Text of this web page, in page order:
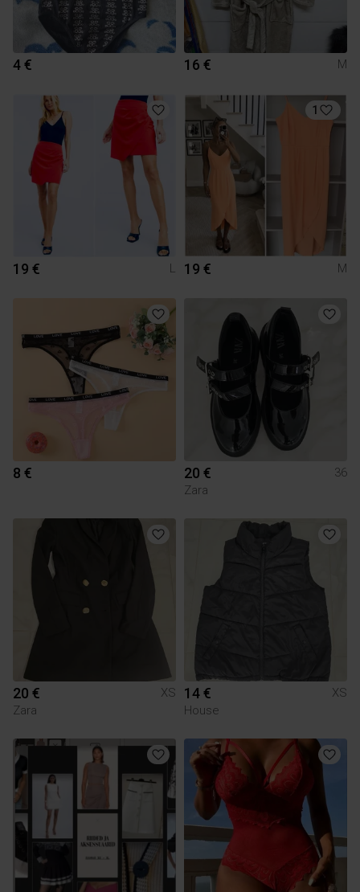
4 € 16 € M
19 € L
1
19 € M
8 € 20 €
36
Zara
20 €
XS
Zara
14 €
XS
House